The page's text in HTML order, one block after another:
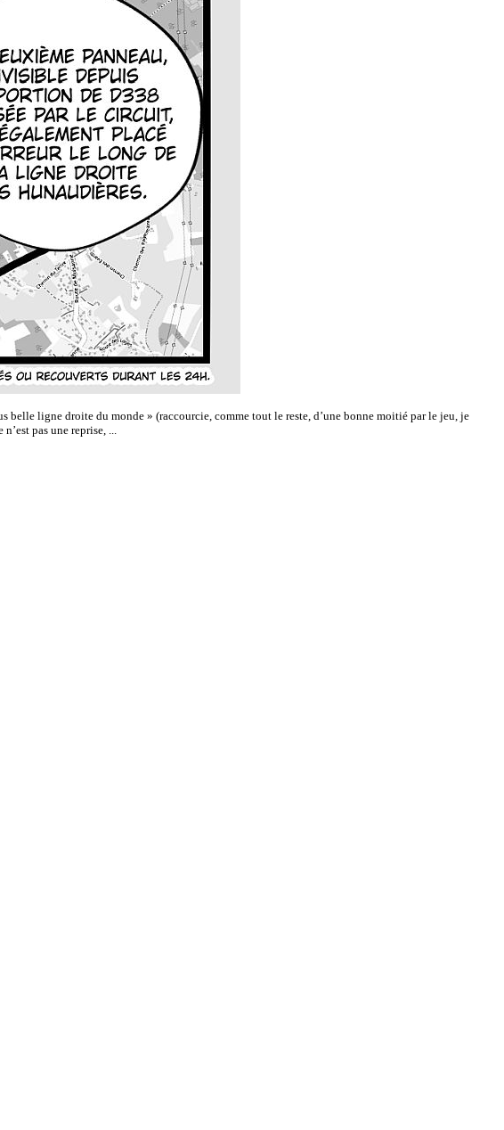
belle ligne droite du monde » (raccourcie, comme tout le reste, d’une bonne moitié par le jeu, je
pas une reprise, ...